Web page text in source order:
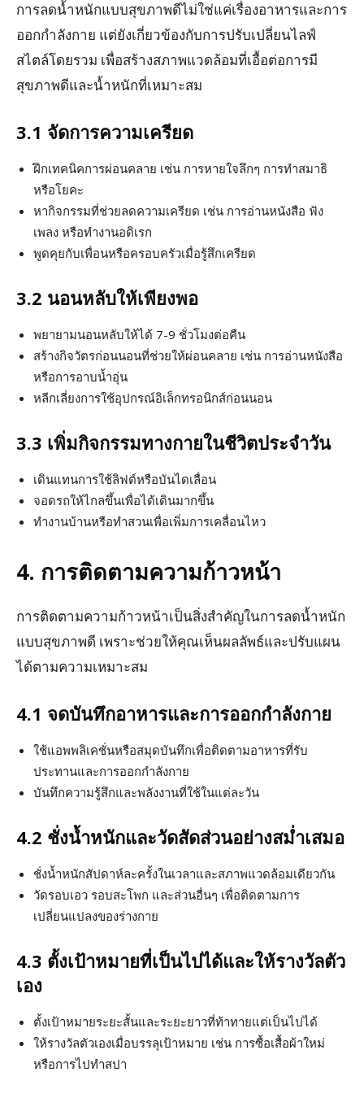
การลดน้ำหนักแบบสุขภาพดีไม่ใช่แค่เรื่องอาหารและการ
ออกกำลังกาย แต่ยังเกี่ยวข้องกับการปรับเปลี่ยนไลฟ์
สไตล์โดยรวม เพื่อสร้างสภาพแวดล้อมที่เอื้อต่อการมี
สุขภาพดีและน้ำหนักที่เหมาะสม
3.1 จัดการความเครียด
ฝึกเทคนิคการผ่อนคลาย เช่น การหายใจลึกๆ การทำสมาธิ
หรือโยคะ
หากิจกรรมที่ช่วยลดความเครียด เช่น การอ่านหนังสือ ฟัง
เพลง หรือทำงานอดิเรก
พูดคุยกับเพื่อนหรือครอบครัวเมื่อรู้สึกเครียด
3.2 นอนหลับให้เพียงพอ
พยายามนอนหลับให้ได้ 7-9 ชั่วโมงต่อคืน
สร้างกิจวัตรก่อนนอนที่ช่วยให้ผ่อนคลาย เช่น การอ่านหนังสือ
หรือการอาบน้ำอุ่น
หลีกเลี่ยงการใช้อุปกรณ์อิเล็กทรอนิกส์ก่อนนอน
3.3 เพิ่มกิจกรรมทางกายในชีวิตประจำวัน
เดินแทนการใช้ลิฟต์หรือบันไดเลื่อน
จอดรถให้ไกลขึ้นเพื่อได้เดินมากขึ้น
ทำงานบ้านหรือทำสวนเพื่อเพิ่มการเคลื่อนไหว
4. การติดตามความก้าวหน้า
การติดตามความก้าวหน้าเป็นสิ่งสำคัญในการลดน้ำหนัก
แบบสุขภาพดี เพราะช่วยให้คุณเห็นผลลัพธ์และปรับแผน
ได้ตามความเหมาะสม
4.1 จดบันทึกอาหารและการออกกำลังกาย
ใช้แอพพลิเคชั่นหรือสมุดบันทึกเพื่อติดตามอาหารที่รับ
ประทานและการออกกำลังกาย
บันทึกความรู้สึกและพลังงานที่ใช้ในแต่ละวัน
4.2 ชั่งน้ำหนักและวัดสัดส่วนอย่างสม่ำเสมอ
ชั่งน้ำหนักสัปดาห์ละครั้งในเวลาและสภาพแวดล้อมเดียวกัน
วัดรอบเอว รอบสะโพก และส่วนอื่นๆ เพื่อติดตามการ
เปลี่ยนแปลงของร่างกาย
4.3 ตั้งเป้าหมายที่เป็นไปได้และให้รางวัลตัว
เอง
ตั้งเป้าหมายระยะสั้นและระยะยาวที่ท้าทายแต่เป็นไปได้
ให้รางวัลตัวเองเมื่อบรรลุเป้าหมาย เช่น การซื้อเสื้อผ้าใหม่
หรือการไปทำสปา